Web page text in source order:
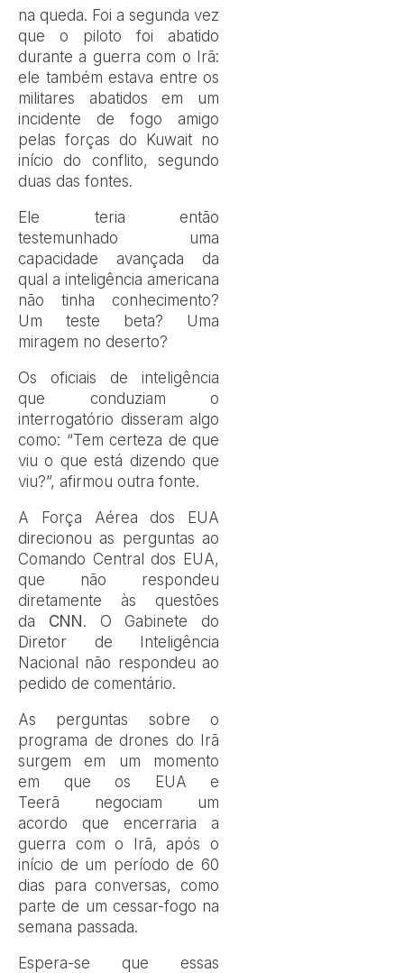
na queda. Foi a segunda vez
que o piloto foi abatido
durante a guerra com o Irã:
ele também estava entre os
militares abatidos em um
incidente de fogo amigo
pelas forças do Kuwait no
início do conflito, segundo
duas das fontes.
Ele teria então
testemunhado uma
capacidade avançada da
qual a inteligência americana
não tinha conhecimento?
Um teste beta? Uma
miragem no deserto?
Os oficiais de inteligência
que conduziam o
interrogatório disseram algo
como: “Tem certeza de que
viu o que está dizendo que
viu?”, afirmou outra fonte.
A Força Aérea dos EUA
direcionou as perguntas ao
Comando Central dos EUA,
que não respondeu
diretamente às questões
da CNN. O Gabinete do
Diretor de Inteligência
Nacional não respondeu ao
pedido de comentário.
As perguntas sobre o
programa de drones do Irã
surgem em um momento
em que os EUA e
Teerã negociam um
acordo que encerraria a
guerra com o Irã, após o
início de um período de 60
dias para conversas, como
parte de um cessar-fogo na
semana passada.
Espera-se que essas